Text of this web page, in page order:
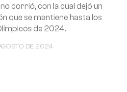
DE 2024
corrió, con la cual dejó un
que se mantiene hasta los
de 2024.